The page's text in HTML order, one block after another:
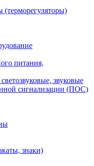
(терморегуляторы)
питания,
звуковые
сигнализации (ПОС)
знаки)